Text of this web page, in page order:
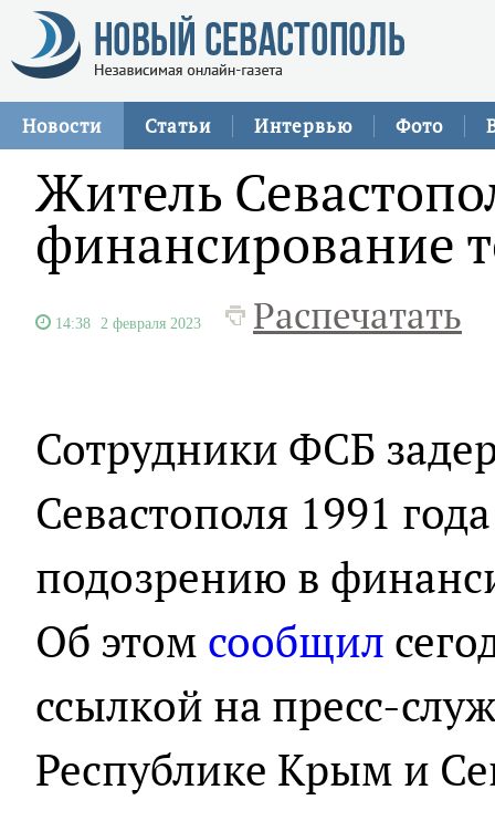
Новости Статьи Интервью Фото
Житель
финансирование
14:38 2 февраля 2023 Распечатать
Сотрудники ФСБ
Севастополя 1991
подозрению в
Об этом сообщил
ссылкой на пресс-
Республике Крым и